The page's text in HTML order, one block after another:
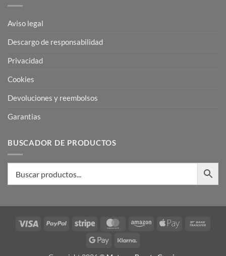
Aviso legal
Descargo de responsabilidad
Privacidad
Cookies
Devoluciones y reembolsos
Garantias
BUSCADOR DE PRODUCTOS
Visa PayPal Stripe MasterCardAmazonApple
Google